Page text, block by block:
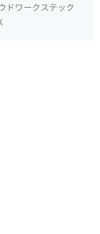
ドワークステック